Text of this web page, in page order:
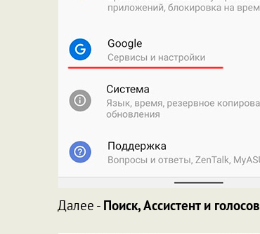
Далее - Поиск, Ассистент и